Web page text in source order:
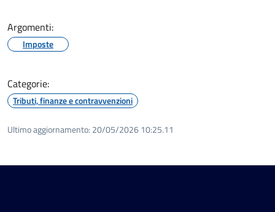
Argomenti:
Imposte
Categorie:
Tributi, finanze e contravvenzioni
Ultimo aggiornamento: 20/05/2026 10:25.11